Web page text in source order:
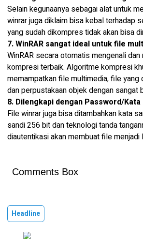
Selain kegunaanya sebagai alat untuk
winrar juga diklaim bisa kebal terhadap
yang sudah dikompres tidak akan bisa
7. WinRAR sangat ideal untuk file
WinRAR secara otomatis mengenali
kompresi terbaik. Algoritme kompresi
memampatkan file multimedia, file yang
dan perpustakaan objek dengan sangat
8. Dilengkapi dengan Password/Kata
File winrar juga bisa ditambahkan kata
sandi 256 bit dan teknologi tanda
diautentikasi akan membuat file menjadi
Comments Box
Headline